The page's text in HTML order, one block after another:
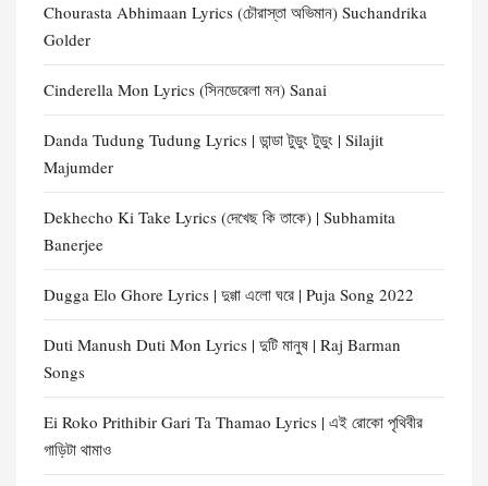
Chourasta Abhimaan Lyrics (চৌরাস্তা অভিমান) Suchandrika
Golder
Cinderella Mon Lyrics (সিনডেরেলা মন) Sanai
Danda Tudung Tudung Lyrics | ডান্ডা টুডুং টুডুং | Silajit
Majumder
Dekhecho Ki Take Lyrics (দেখেছ কি তাকে) | Subhamita
Banerjee
Dugga Elo Ghore Lyrics | দুগ্গা এলো ঘরে | Puja Song 2022
Duti Manush Duti Mon Lyrics | দুটি মানুষ | Raj Barman
Songs
Ei Roko Prithibir Gari Ta Thamao Lyrics | এই রোকো পৃথিবীর
গাড়িটা থামাও